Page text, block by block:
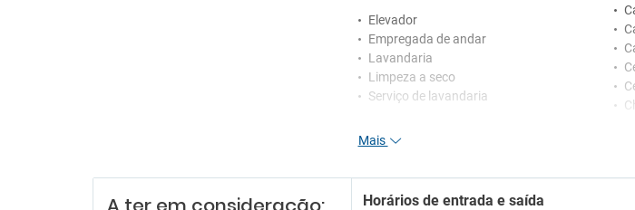
Elevador
Empregada de andar
Lavandaria
Limpeza a seco
Serviço de lavandaria
Serviço de concierge
Serviço de costura na receção
Mais
Horários de entrada e saída